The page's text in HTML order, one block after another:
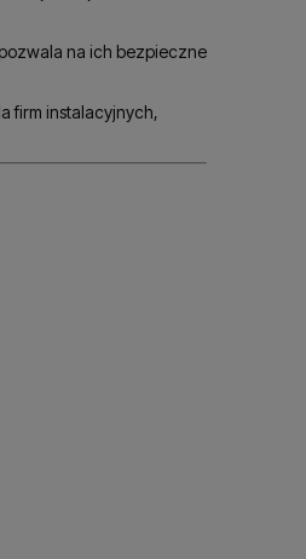
na ich bezpieczne
firm instalacyjnych,